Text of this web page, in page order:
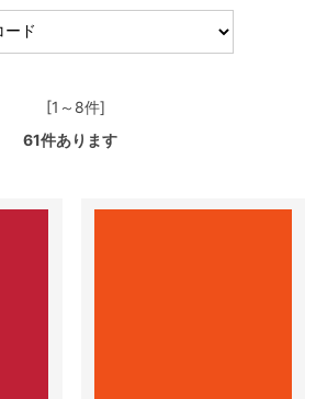
[1～8件]
61件あります